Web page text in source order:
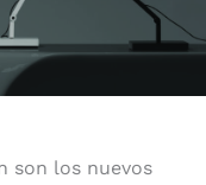
son los nuevos